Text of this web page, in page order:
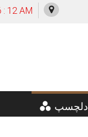
: 13 AM
دلچسپ